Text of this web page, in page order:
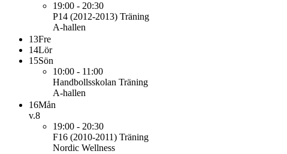
19:00 - 20:30
P14 (2012-2013) Träning
A-hallen
13Fre
14Lör
15Sön
10:00 - 11:00
Handbollsskolan Träning
A-hallen
16Mån
v.8
19:00 - 20:30
F16 (2010-2011) Träning
Nordic Wellness